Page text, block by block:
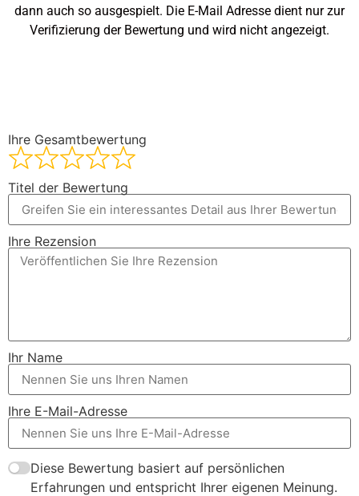
dann auch so ausgespielt. Die E-Mail Adresse dient nur zur
Verifizierung der Bewertung und wird nicht angezeigt.
Ihre Gesamtbewertung
Titel der Bewertung
Ihre Rezension
Ihr Name
Ihre E-Mail-Adresse
Diese Bewertung basiert auf persönlichen
Erfahrungen und entspricht Ihrer eigenen Meinung.